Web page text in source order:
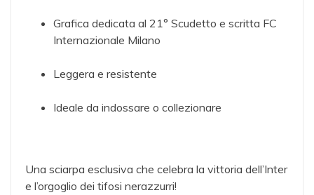
Grafica dedicata al 21° Scudetto e scritta FC
Internazionale Milano
Leggera e resistente
Ideale da indossare o collezionare
Una sciarpa esclusiva che celebra la vittoria dell’Inter
e l’orgoglio dei tifosi nerazzurri!